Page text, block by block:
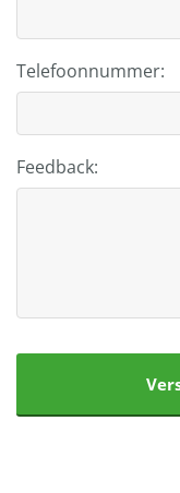
Telefoonnummer:
Feedback: